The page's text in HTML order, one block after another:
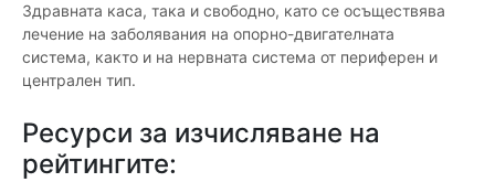
Здравната каса, така и свободно, като се осъществява
лечение на заболявания на опорно-двигателната
система, както и на нервната система от периферен и
централен тип.
Ресурси за изчисляване на
рейтингите: